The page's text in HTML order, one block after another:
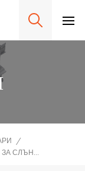
/
ENERACK 70 ММ ЛАМАРИНЕН ПОКРИВ ЗА СЛЪНЧЕВА МОНТАЖНА РЕЛСА ERK-R70